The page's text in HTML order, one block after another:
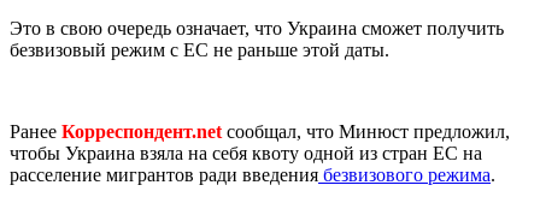
Это в свою очередь означает, что Украина сможет получить
безвизовый режим с ЕС не раньше этой даты.
Ранее Корреспондент.net сообщал, что Минюст предложил,
чтобы Украина взяла на себя квоту одной из стран ЕС на
расселение мигрантов ради введения безвизового режима.